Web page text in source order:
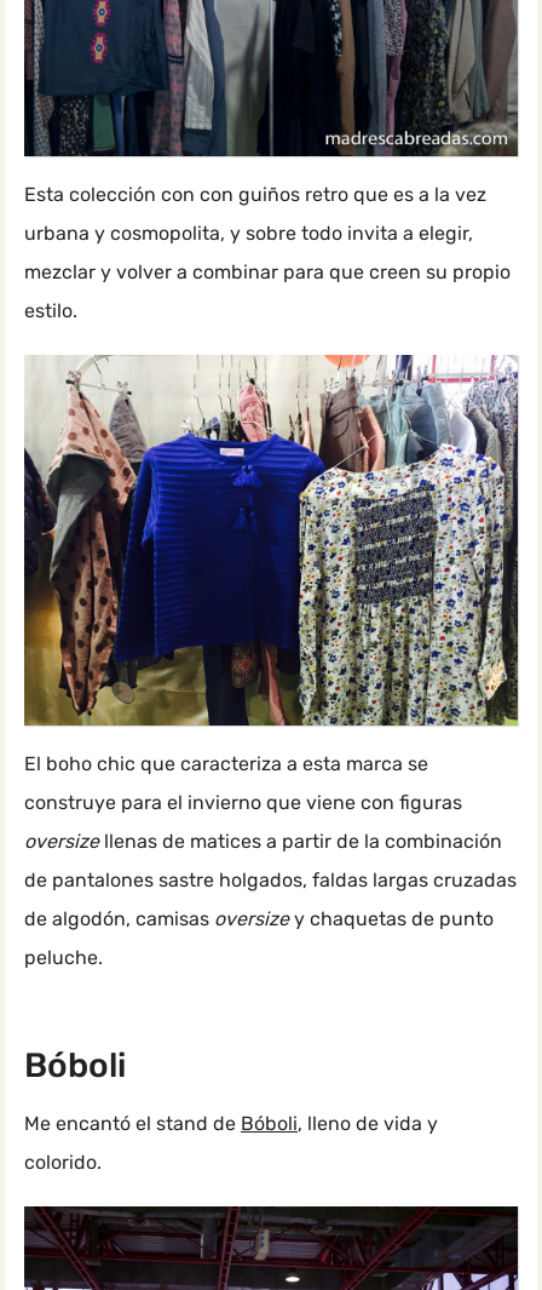
Esta colección con con guiños retro que es a la vez
urbana y cosmopolita, y sobre todo invita a elegir,
mezclar y volver a combinar para que creen su propio
estilo.
El boho chic que caracteriza a esta marca se
construye para el invierno que viene con figuras
oversizellenas de matices a partir de la combinación
de pantalones sastre holgados, faldas largas cruzadas
de algodón, camisas oversizey chaquetas de punto
peluche.
Bóboli
Me encantó el stand de Bóboli, lleno de vida y
colorido.